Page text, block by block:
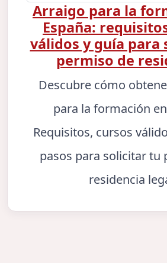
Arraigo para la
España:
válidos y guía para
permiso de
Descubre cómo
para la formación
Requisitos, cursos
pasos para solicitar tu
residencia